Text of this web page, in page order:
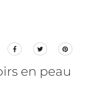
en peau